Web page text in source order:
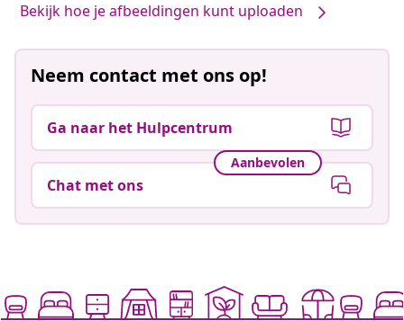
Bekijk hoe je afbeeldingen kunt uploaden
Neem contact met ons op!
Ga naar het Hulpcentrum
Aanbevolen
Chat met ons